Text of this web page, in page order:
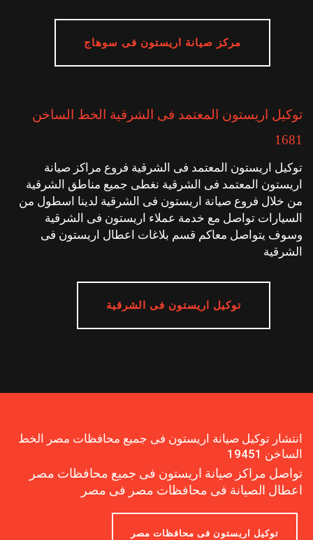
مركز صيانة اريستون فى سوهاج
توكيل اريستون المعتمد فى الشرقية الخط الساخن
1681
توكيل اريستون المعتمد فى الشرقية فروع مراكز صيانة
اريستون المعتمد فى الشرقية نغطى جميع مناطق الشرقية
من خلال فروع صيانة اريستون فى الشرقية لدينا اسطول من
السيارات تواصل مع خدمة عملاء اريستون فى الشرقية
وسوف يتواصل معاكم قسم بلاغات اعطال اريستون فى
الشرقية
توكيل اريستون فى الشرقية
انتشار توكيل صيانة اريستون فى جميع محافظات مصر الخط
الساخن 19451
تواصل مراكز صيانة اريستون فى جميع محافظات مصر
اعطال الصيانة فى محافظات مصر فى مصر
توكيل اريستون فى محافظات مصر